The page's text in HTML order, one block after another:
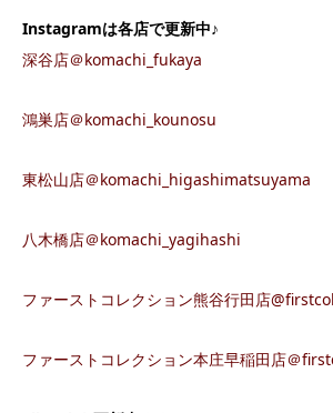
Instagramは各店で更新中♪
深谷店＠komachi_fukaya
鴻巣店＠komachi_kounosu
東松山店＠komachi_higashimatsuyama
八木橋店＠komachi_yagihashi
ファーストコレクション熊谷行田店
ファーストコレクション本庄早稲田店＠